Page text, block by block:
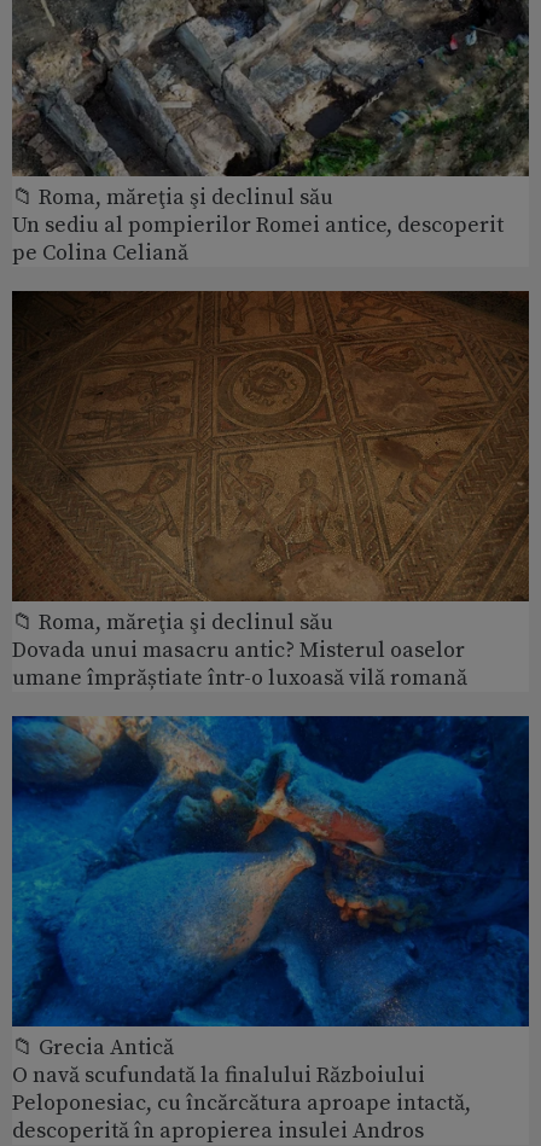
📁 Roma, măreţia şi declinul său
Un sediu al pompierilor Romei antice, descoperit
pe Colina Celiană
📁 Roma, măreţia şi declinul său
Dovada unui masacru antic? Misterul oaselor
umane împrăștiate într-o luxoasă vilă romană
📁 Grecia Antică
O navă scufundată la finalului Războiului
Peloponesiac, cu încărcătura aproape intactă,
descoperită în apropierea insulei Andros